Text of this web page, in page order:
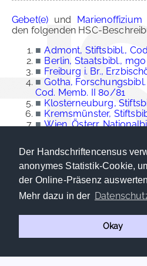
Der Handschriftencensus
anonymes Statistik-Cookie,
der Online-Präsenz
Mehr dazu in der
Okay
Gebet(e) und Marienoffizium
den folgenden HSC-
■ Admont, Stiftsbibl.,
■ Berlin, Staatsbibl., mgo
■ Freiburg i. Br.,
■ Gotha,
Cod. Memb. II 80/81
■ Klosterneuburg,
■ Kremsmünster,
■ Wien, Österr.